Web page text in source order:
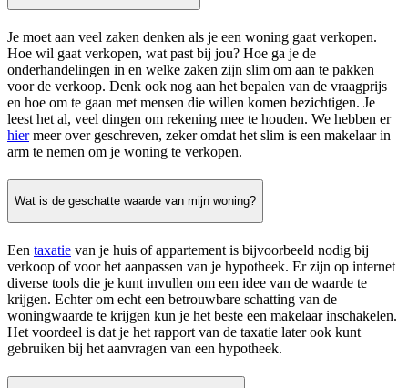
Je moet aan veel zaken denken als je een woning gaat verkopen.
Hoe wil gaat verkopen, wat past bij jou? Hoe ga je de
onderhandelingen in en welke zaken zijn slim om aan te pakken
voor de verkoop. Denk ook nog aan het bepalen van de vraagprijs
en hoe om te gaan met mensen die willen komen bezichtigen. Je
leest het al, veel dingen om rekening mee te houden. We hebben er
hiermeer over geschreven, zeker omdat het slim is een makelaar in
arm te nemen om je woning te verkopen.
Wat is de geschatte waarde van mijn woning?
Een taxatie van je huis of appartement is bijvoorbeeld nodig bij
verkoop of voor het aanpassen van je hypotheek. Er zijn op internet
diverse tools die je kunt invullen om een idee van de waarde te
krijgen. Echter om echt een betrouwbare schatting van de
woningwaarde te krijgen kun je het beste een makelaar inschakelen.
Het voordeel is dat je het rapport van de taxatie later ook kunt
gebruiken bij het aanvragen van een hypotheek.